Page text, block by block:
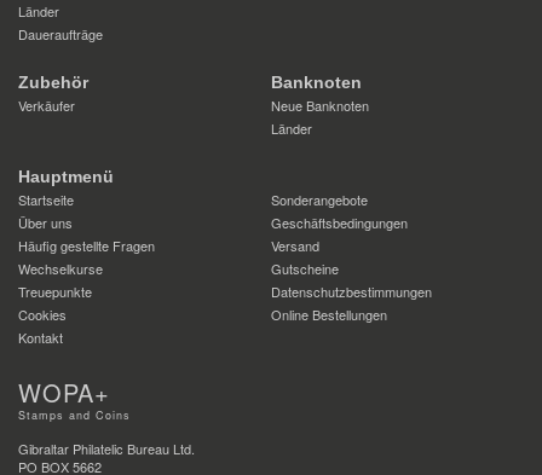
Länder
Daueraufträge
Zubehör
Verkäufer
Banknoten
Neue Banknoten
Länder
Hauptmenü
Startseite
Sonderangebote
Über uns
Geschäftsbedingungen
Häufig gestellte Fragen
Versand
Wechselkurse
Gutscheine
Treuepunkte
Datenschutzbestimmungen
Cookies
Online Bestellungen
Kontakt
WOPA+
Stamps and Coins
Gibraltar Philatelic Bureau Ltd.
PO BOX 5662